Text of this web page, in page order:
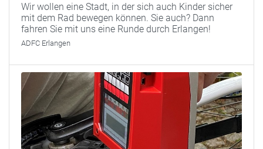
Wir wollen eine Stadt, in der sich auch Kinder sicher
mit dem Rad bewegen können. Sie auch? Dann
fahren Sie mit uns eine Runde durch Erlangen!
ADFC Erlangen